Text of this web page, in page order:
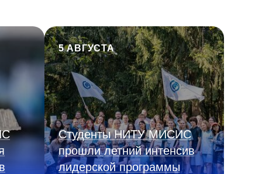
5 АВГУСТА
Студенты НИТУ МИСИС
прошли летний интенсив
лидерской программы